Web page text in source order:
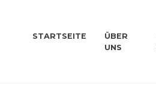
STARTSEITE
ÜBER
UNS